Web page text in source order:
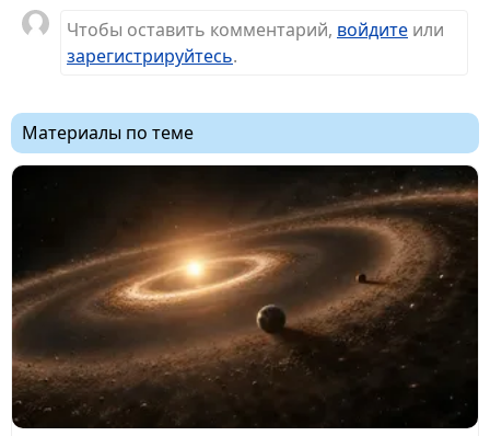
Чтобы оставить комментарий, войдите или
зарегистрируйтесь.
Материалы по теме